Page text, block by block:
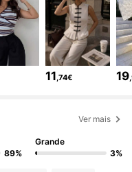
11 ,74€ 19
Ver mais
89%
Grande
3%